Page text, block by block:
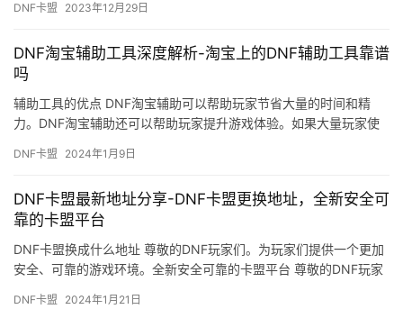
DNF卡盟 2023年12月29日
DNF淘宝辅助工具深度解析-淘宝上的DNF辅助工具靠谱
吗
辅助工具的优点 DNF淘宝辅助可以帮助玩家节省大量的时间和精
力。DNF淘宝辅助还可以帮助玩家提升游戏体验。如果大量玩家使
DNF卡盟 2024年1月9日
DNF卡盟最新地址分享-DNF卡盟更换地址，全新安全可
靠的卡盟平台
DNF卡盟换成什么地址 尊敬的DNF玩家们。为玩家们提供一个更加
安全、可靠的游戏环境。全新安全可靠的卡盟平台 尊敬的DNF玩家
DNF卡盟 2024年1月21日